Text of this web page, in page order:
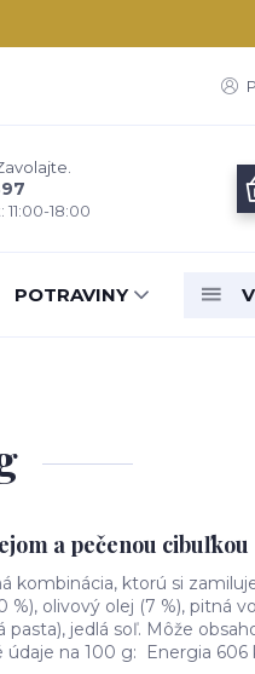
18:00
POTRAVINY
a pečenou cibuľkou
kombinácia, ktorú si
%), olivový olej (7 %), pitná
jedlá soľ. Môže
na 100 g: Energia 606